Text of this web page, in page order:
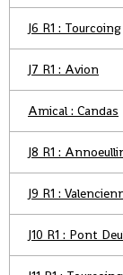
J6 R1 : Tourcoing
J7 R1 : Avion
Amical : Candas
J8 R1 :
J9 R1 :
J10 R1 : Pont